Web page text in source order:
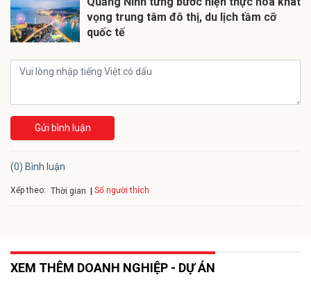
vọng trung tâm đô thị, du lịch tầm cỡ
quốc tế
Gửi bình luận
(0) Bình luận
Xếp theo: Thời gian Số người thích
XEM THÊM DOANH NGHIỆP - DỰ ÁN